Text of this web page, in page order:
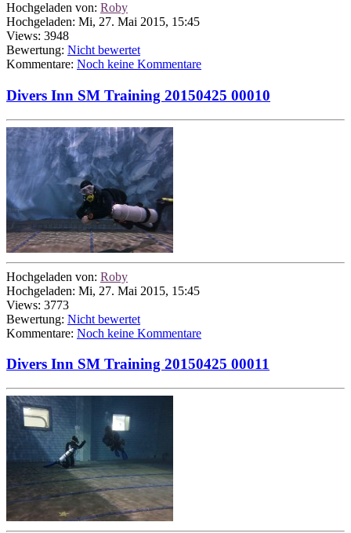
Hochgeladen von: Roby
Hochgeladen: Mi, 27. Mai 2015, 15:45
Views: 3948
Bewertung: Nicht bewertet
Kommentare: Noch keine Kommentare
Divers Inn SM Training 20150425 00010
Hochgeladen von: Roby
Hochgeladen: Mi, 27. Mai 2015, 15:45
Views: 3773
Bewertung: Nicht bewertet
Kommentare: Noch keine Kommentare
Divers Inn SM Training 20150425 00011